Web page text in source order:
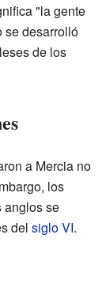
"la gente
se desarrolló
de los
a Mercia no
los
anglos se
del siglo VI.